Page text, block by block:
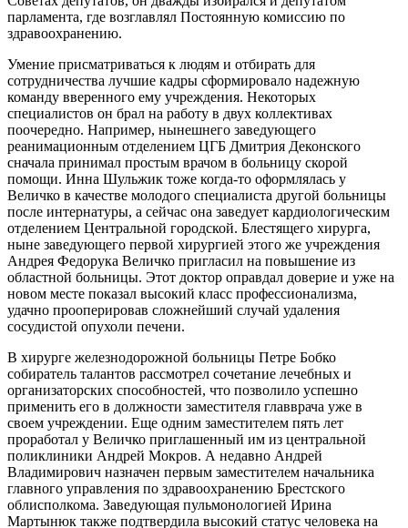
парламента, где возглавлял Постоянную комиссию по
здравоохранению.
Умение присматриваться к людям и отбирать для
сотрудничества лучшие кадры сформировало надежную
команду вверенного ему учреждения. Некоторых
специалистов он брал на работу в двух коллективах
поочередно. Например, нынешнего заведующего
реанимационным отделением ЦГБ Дмитрия Деконского
сначала принимал простым врачом в больницу скорой
помощи. Инна Шульжик тоже когда-то оформлялась у
Величко в качестве молодого специалиста другой больницы
после интернатуры, а сейчас она заведует кардиологическим
отделением Центральной городской. Блестящего хирурга,
ныне заведующего первой хирургией этого же учреждения
Андрея Федорука Величко пригласил на повышение из
областной больницы. Этот доктор оправдал доверие и уже на
новом месте показал высокий класс профессионализма,
удачно прооперировав сложнейший случай удаления
сосудистой опухоли печени.
В хирурге железнодорожной больницы Петре Бобко
собиратель талантов рассмотрел сочетание лечебных и
организаторских способностей, что позволило успешно
применить его в должности заместителя главврача уже в
своем учреждении. Еще одним заместителем пять лет
проработал у Величко приглашенный им из центральной
поликлиники Андрей Мокров. А недавно Андрей
Владимирович назначен первым заместителем начальника
главного управления по здравоохранению Брестского
облисполкома. Заведующая пульмонологией Ирина
Мартынюк также подтвердила высокий статус человека на